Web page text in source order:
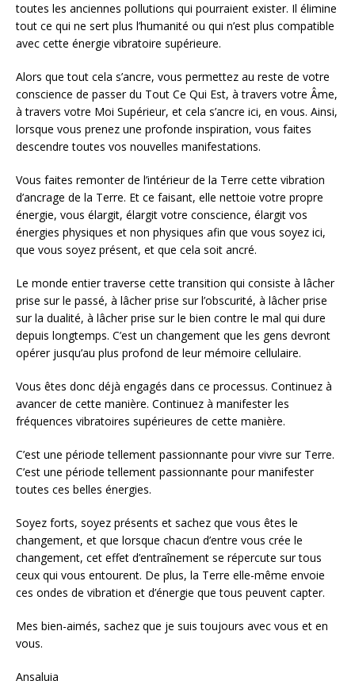
toutes les anciennes pollutions qui pourraient exister. Il élimine
tout ce qui ne sert plus l’humanité ou qui n’est plus compatible
avec cette énergie vibratoire supérieure.
Alors que tout cela s’ancre, vous permettez au reste de votre
conscience de passer du Tout Ce Qui Est, à travers votre Âme,
à travers votre Moi Supérieur, et cela s’ancre ici, en vous. Ainsi,
lorsque vous prenez une profonde inspiration, vous faites
descendre toutes vos nouvelles manifestations.
Vous faites remonter de l’intérieur de la Terre cette vibration
d’ancrage de la Terre. Et ce faisant, elle nettoie votre propre
énergie, vous élargit, élargit votre conscience, élargit vos
énergies physiques et non physiques afin que vous soyez ici,
que vous soyez présent, et que cela soit ancré.
Le monde entier traverse cette transition qui consiste à lâcher
prise sur le passé, à lâcher prise sur l’obscurité, à lâcher prise
sur la dualité, à lâcher prise sur le bien contre le mal qui dure
depuis longtemps. C’est un changement que les gens devront
opérer jusqu’au plus profond de leur mémoire cellulaire.
Vous êtes donc déjà engagés dans ce processus. Continuez à
avancer de cette manière. Continuez à manifester les
fréquences vibratoires supérieures de cette manière.
C’est une période tellement passionnante pour vivre sur Terre.
C’est une période tellement passionnante pour manifester
toutes ces belles énergies.
Soyez forts, soyez présents et sachez que vous êtes le
changement, et que lorsque chacun d’entre vous crée le
changement, cet effet d’entraînement se répercute sur tous
ceux qui vous entourent. De plus, la Terre elle-même envoie
ces ondes de vibration et d’énergie que tous peuvent capter.
Mes bien-aimés, sachez que je suis toujours avec vous et en
vous.
Ansaluia